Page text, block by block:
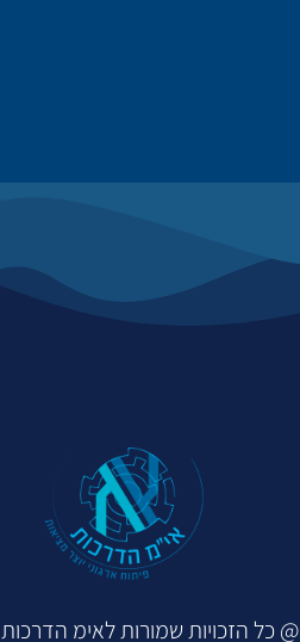
@ כל הזכויות שמורות לאימ הדרכות 2025